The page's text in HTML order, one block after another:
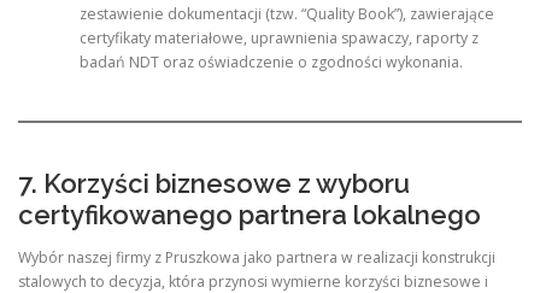
zestawienie dokumentacji (tzw. “Quality Book”), zawierające
certyfikaty materiałowe, uprawnienia spawaczy, raporty z
badań NDT oraz oświadczenie o zgodności wykonania.
7. Korzyści biznesowe z wyboru
certyfikowanego partnera lokalnego
Wybór naszej firmy z Pruszkowa jako partnera w realizacji konstrukcji
stalowych to decyzja, która przynosi wymierne korzyści biznesowe i